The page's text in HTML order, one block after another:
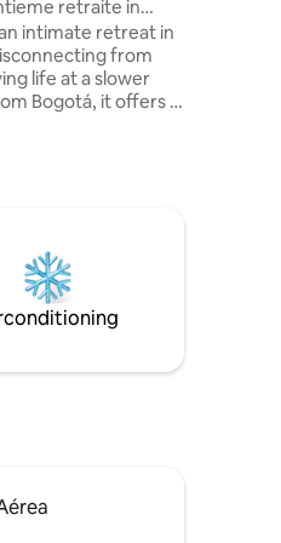
retraite in
intimate retreat in
from
life at a slower
Bogotá, it offers a
garden of over
and guarantees
for you and